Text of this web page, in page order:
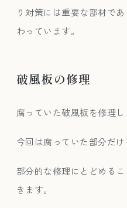
り対策には重要な部材で
わっています。
破風板の修理
腐っていた破風板を修理し
今回は腐っていた部分だけ
部分的な修理にとどめる
きます。